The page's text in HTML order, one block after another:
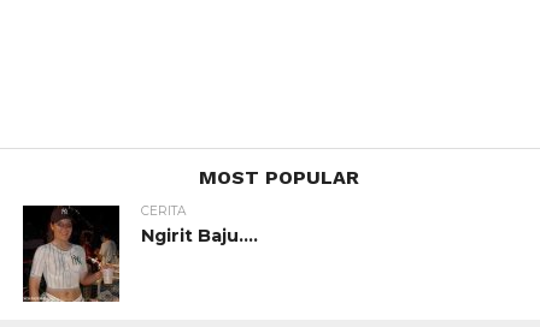
MOST POPULAR
CERITA
Ngirit Baju….